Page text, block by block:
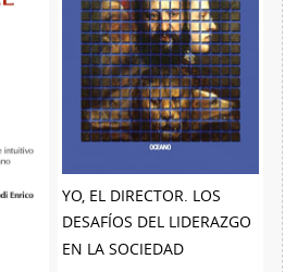
YO, EL DIRECTOR. LOS
DESAFÍOS DEL LIDERAZGO
EN LA SOCIEDAD